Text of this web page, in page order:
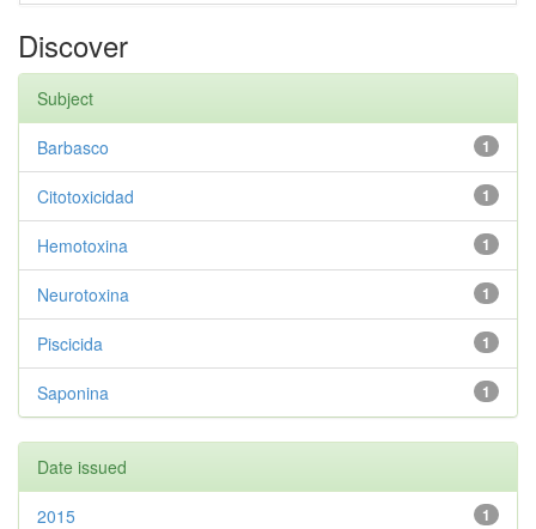
Discover
Subject
1
Barbasco
1
Citotoxicidad
1
Hemotoxina
1
Neurotoxina
1
Piscicida
1
Saponina
Date issued
1
2015